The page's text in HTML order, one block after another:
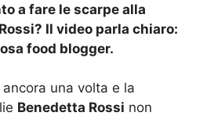
a fare le scarpe alla
Il video parla chiaro:
food blogger.
ancora una volta e la
Benedetta Rossi non